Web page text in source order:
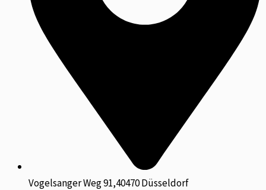
Vogelsanger Weg 91,40470 Düsseldorf